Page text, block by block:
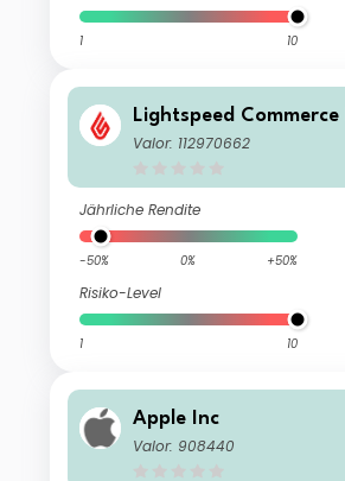
1 10
Lightspeed Commerce
Valor: 112970662
Jährliche Rendite
-50% 0% +50%
Risiko-Level
1 10
Apple Inc
Valor: 908440